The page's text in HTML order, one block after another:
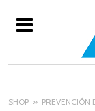
SHOP PREVENCIÓN